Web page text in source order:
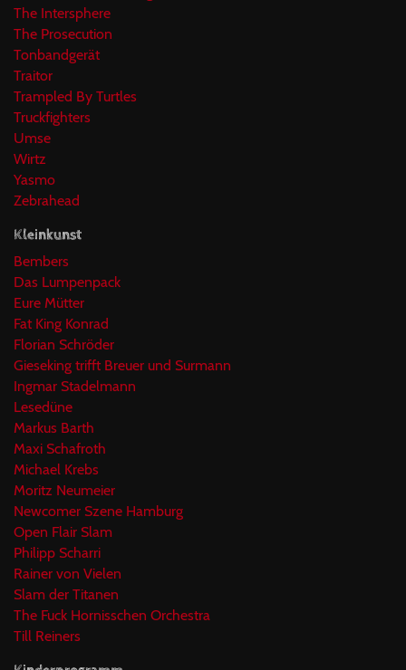
The Intersphere
The Prosecution
Tonbandgerät
Traitor
Trampled By Turtles
Truckfighters
Umse
Wirtz
Yasmo
Zebrahead
Kleinkunst
Bembers
Das Lumpenpack
Eure Mütter
Fat King Konrad
Florian Schröder
Gieseking trifft Breuer und Surmann
Ingmar Stadelmann
Lesedüne
Markus Barth
Maxi Schafroth
Michael Krebs
Moritz Neumeier
Newcomer Szene Hamburg
Open Flair Slam
Philipp Scharri
Rainer von Vielen
Slam der Titanen
The Fuck Hornisschen Orchestra
Till Reiners